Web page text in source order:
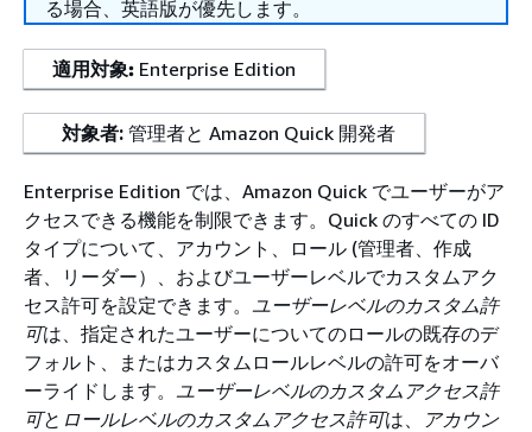
る場合、英語版が優先します。
適用対象: Enterprise Edition
対象者: 管理者と Amazon Quick 開発者
Enterprise Edition では、Amazon Quick でユーザーがア
クセスできる機能を制限できます。Quick のすべての ID
タイプについて、アカウント、ロール (管理者、作成
者、リーダー）、およびユーザーレベルでカスタムアク
セス許可を設定できます。 ユーザーレベルのカスタム許
可は、指定されたユーザーについてのロールの既存のデ
フォルト、またはカスタムロールレベルの許可をオーバ
ーライドします。 ユーザーレベルのカスタムアクセス許
可と ロールレベルのカスタムアクセス許可は、
アカウン